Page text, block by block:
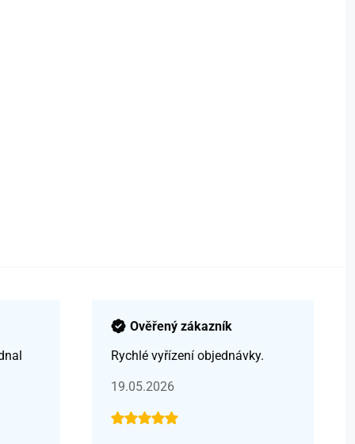
Ověřený zákazník
Rychlé vyřízení objednávky.
19.05.2026